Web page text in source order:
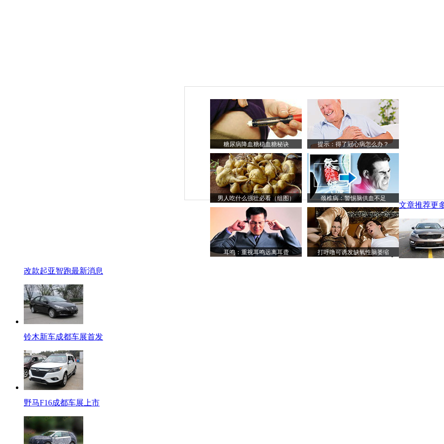
糖尿病降血糖稳血糖秘诀 提示：得了冠心病怎么办？
男人吃什么强壮必看（组图） 颈椎病：警惕脑供血不足
耳鸣：重视耳鸣远离耳聋 打呼噜可诱发缺氧性脑萎缩
文章推荐更
改款起亚智跑最新消息
铃木新车成都车展首发
野马F16成都车展上市